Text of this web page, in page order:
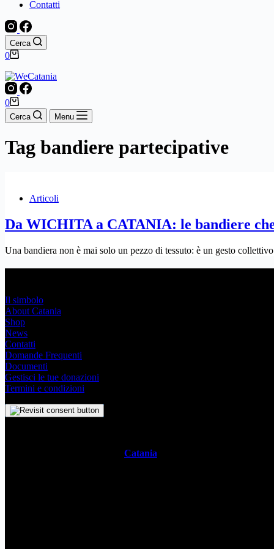
Contatti
Cerca
Carrello
0
Carrello
0
Cerca Menu
Tag bandiere partecipative
Articoli
Da WICHITA a CATANIA: le bandiere
Una bandiera non è mai solo un pezzo di tessuto: è un gesto
Il simbolo
About Catania
Shop
News
Contatti
Domande Frequenti
Documenti
Gestisci le tue donazioni
Termini e condizioni
Catania